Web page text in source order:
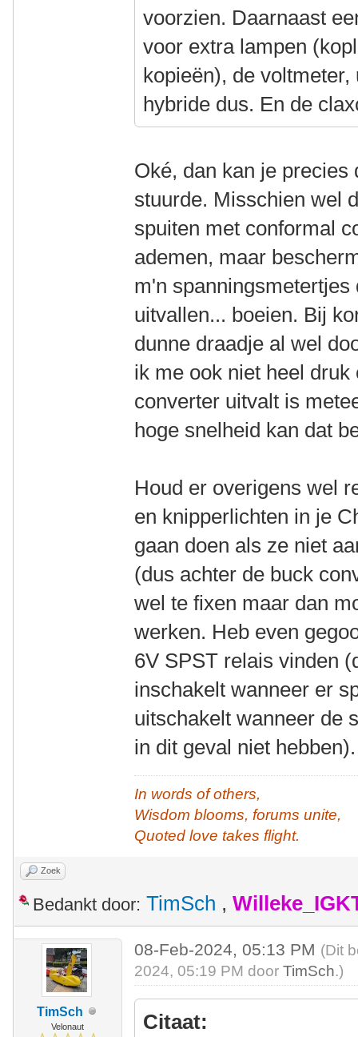
voorzien. Daarnaast
voor extra lampen
kopieën), de
hybride dus. En de
Oké, dan kan je
stuurde. Misschien wel
spuiten met conformal
ademen, maar
m'n
uitvallen... boeien. Bij
dunne draadje al wel
ik me ook niet heel
converter uitvalt is
hoge snelheid kan dat
Houd er overigens wel
en knipperlichten in je
gaan doen als ze niet
(dus achter de buck
wel te fixen maar dan
werken. Heb even
6V SPST relais vinden
inschakelt wanneer er
uitschakelt wanneer de
in dit geval niet hebben).
In words of others,
Wisdom blooms, forums unite,
Quoted love takes flight.
Zoek
Bedankt door: TimSch ,
TimSch
Velonaut
08-Feb-2024, 05:13 PM (Dit
2024, 05:19 PM doorTimSch.)
Citaat: